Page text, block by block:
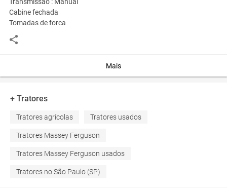
Cabine fechada
Tomadas de força
Enganche de três pontos
Tração 4x4
Avista R$ 85.000.00 financia com entrada de R$ 20.000,00 + 60 X
Você assume toda a responsabilidade pela cotação deste item. Você acha que
este anúncio é contra a política de Agroads?
Mais
+ Tratores
Tratores agrícolas Tratores usados
Tratores Massey Ferguson
Tratores Massey Ferguson usados
Tratores no São Paulo (SP)